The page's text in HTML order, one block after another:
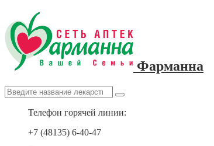
Фарманна
Телефон горячей линии:
+7 (48135) 6-40-47